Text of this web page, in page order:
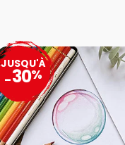
JUSQU'À
-30%